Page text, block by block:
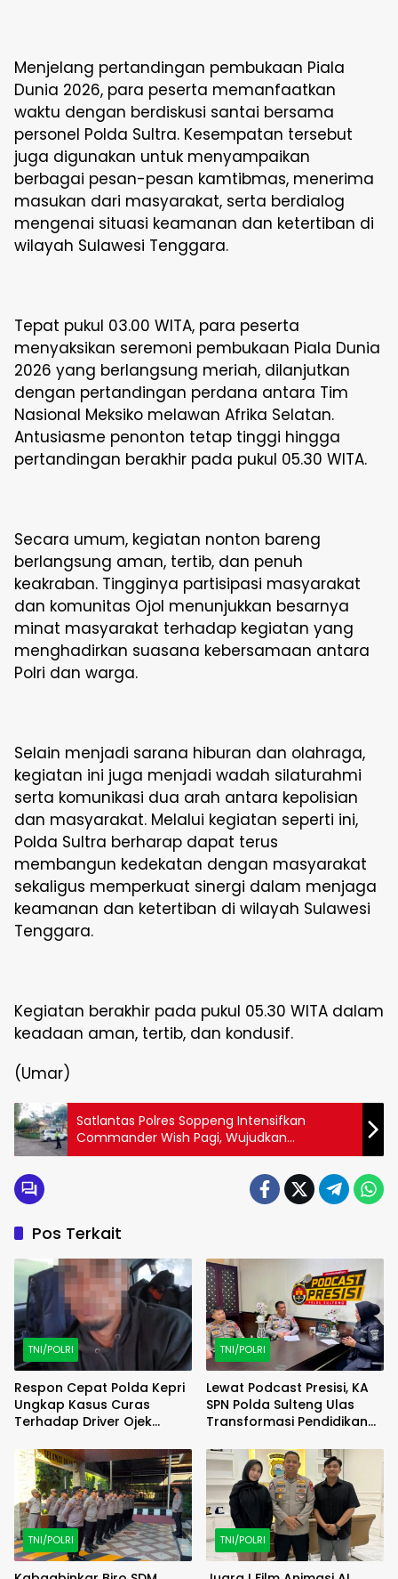
Menjelang pertandingan pembukaan Piala
Dunia 2026, para peserta memanfaatkan
waktu dengan berdiskusi santai bersama
personel Polda Sultra. Kesempatan tersebut
juga digunakan untuk menyampaikan
berbagai pesan-pesan kamtibmas, menerima
masukan dari masyarakat, serta berdialog
mengenai situasi keamanan dan ketertiban di
wilayah Sulawesi Tenggara.
Tepat pukul 03.00 WITA, para peserta
menyaksikan seremoni pembukaan Piala Dunia
2026 yang berlangsung meriah, dilanjutkan
dengan pertandingan perdana antara Tim
Nasional Meksiko melawan Afrika Selatan.
Antusiasme penonton tetap tinggi hingga
pertandingan berakhir pada pukul 05.30 WITA.
Secara umum, kegiatan nonton bareng
berlangsung aman, tertib, dan penuh
keakraban. Tingginya partisipasi masyarakat
dan komunitas Ojol menunjukkan besarnya
minat masyarakat terhadap kegiatan yang
menghadirkan suasana kebersamaan antara
Polri dan warga.
Selain menjadi sarana hiburan dan olahraga,
kegiatan ini juga menjadi wadah silaturahmi
serta komunikasi dua arah antara kepolisian
dan masyarakat. Melalui kegiatan seperti ini,
Polda Sultra berharap dapat terus
membangun kedekatan dengan masyarakat
sekaligus memperkuat sinergi dalam menjaga
keamanan dan ketertiban di wilayah Sulawesi
Tenggara.
Kegiatan berakhir pada pukul 05.30 WITA dalam
keadaan aman, tertib, dan kondusif.
(Umar)
Satlantas Polres Soppeng Intensifkan
Commander Wish Pagi, Wujudkan
Kamseltibcar Lantas yang Aman dan
Pos Terkait
TNI/POLRI
Respon Cepat Polda Kepri
Ungkap Kasus Curas
Terhadap Driver Ojek
Berhasil Diamankan
TNI/POLRI
Lewat Podcast Presisi, KA
SPN Polda Sulteng Ulas
Transformasi Pendidikan
TNI/POLRI TNI/POLRI